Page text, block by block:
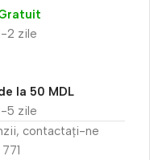
2 zile
5 zile
la 50 MDL
contactați-ne